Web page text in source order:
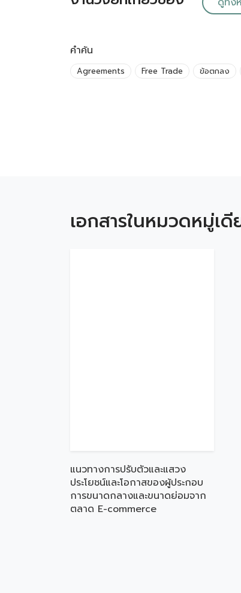
คำค้น
Agreements Free Trade ข้อตกลง
เอกสารในหมวดหมู่เ
แนวทางการปรับตัวและแสวง
ประโยชน์และโอกาสของผู้ประกอบ
การขนาดกลางและขนาดย่อมจาก
ตลาด E-commerce